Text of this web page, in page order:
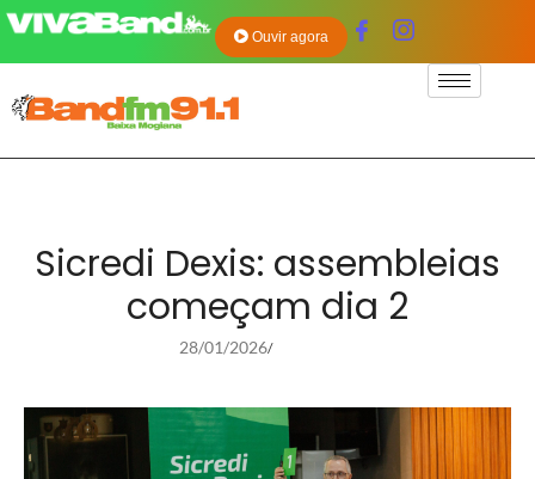
Ouvir agora
Sicredi Dexis: assembleias
começam dia 2
28/01/2026/